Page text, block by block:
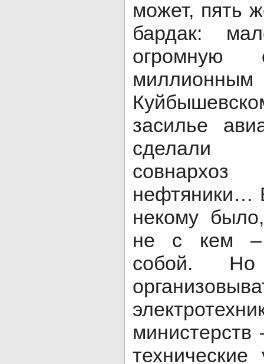
может, пять
бардак:
засилье
сделали
нефтяники…
некому
не с кем –
собой.
технические